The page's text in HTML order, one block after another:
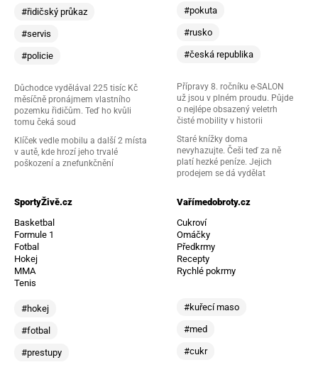
#řidičský průkaz
#servis
#policie
Důchodce vydělával 225 tisíc Kč
měsíčně pronájmem vlastního
pozemku řidičům. Teď ho kvůli
tomu čeká soud
Klíček vedle mobilu a další 2 místa
v autě, kde hrozí jeho trvalé
poškození a znefunkčnění
#pokuta
#rusko
#česká republika
Přípravy 8. ročníku e-SALON
už jsou v plném proudu. Půjde
o nejlépe obsazený veletrh
čisté mobility v historii
Staré knížky doma
nevyhazujte. Češi teď za ně
platí hezké peníze. Jejich
prodejem se dá vydělat
SportyŽivě.cz
Basketbal
Formule 1
Fotbal
Hokej
MMA
Tenis
#hokej
#fotbal
#prestupy
Vařímedobroty.cz
Cukroví
Omáčky
Předkrmy
Recepty
Rychlé pokrmy
#kuřecí maso
#med
#cukr